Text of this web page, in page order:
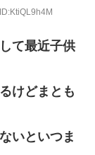
て最近子供
けどまとも
いといつま